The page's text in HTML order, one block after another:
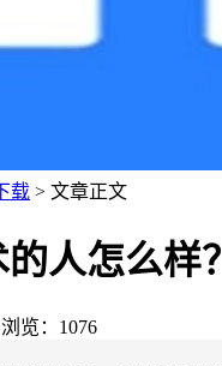
载 > 文章正文
人怎么样？
浏览：1076